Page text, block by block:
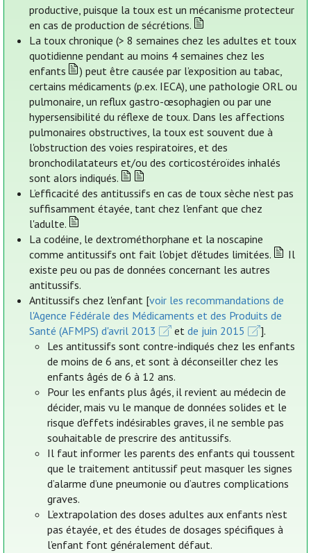
productive, puisque la toux est un mécanisme protecteur
en cas de production de sécrétions.
La toux chronique (> 8 semaines chez les adultes et toux
quotidienne pendant au moins 4 semaines chez les
enfants
) peut être causée par l’exposition au tabac,
certains médicaments (p.ex. IECA), une pathologie ORL ou
pulmonaire, un reflux gastro-œsophagien ou par une
hypersensibilité du réflexe de toux. Dans les affections
pulmonaires obstructives, la toux est souvent due à
l'obstruction des voies respiratoires, et des
bronchodilatateurs et/ou des corticostéroïdes inhalés
sont alors indiqués.
L’efficacité des antitussifs en cas de toux sèche n’est pas
suffisamment étayée, tant chez l'enfant que chez
l'adulte.
La codéine, le dextrométhorphane et la noscapine
comme antitussifs ont fait l'objet d'études limitées.
Il
existe peu ou pas de données concernant les autres
antitussifs.
Antitussifs chez l'enfant [voir les recommandations de
l'Agence Fédérale des Médicaments et des Produits de
Santé (AFMPS) d'avril 2013
etde juin 2015
].
Les antitussifs sont contre-indiqués chez les enfants
de moins de 6 ans, et sont à déconseiller chez les
enfants âgés de 6 à 12 ans.
Pour les enfants plus âgés, il revient au médecin de
décider, mais vu le manque de données solides et le
risque d'effets indésirables graves, il ne semble pas
souhaitable de prescrire des antitussifs.
Il faut informer les parents des enfants qui toussent
que le traitement antitussif peut masquer les signes
d’alarme d’une pneumonie ou d’autres complications
graves.
L’extrapolation des doses adultes aux enfants n’est
pas étayée, et des études de dosages spécifiques à
l’enfant font généralement défaut.